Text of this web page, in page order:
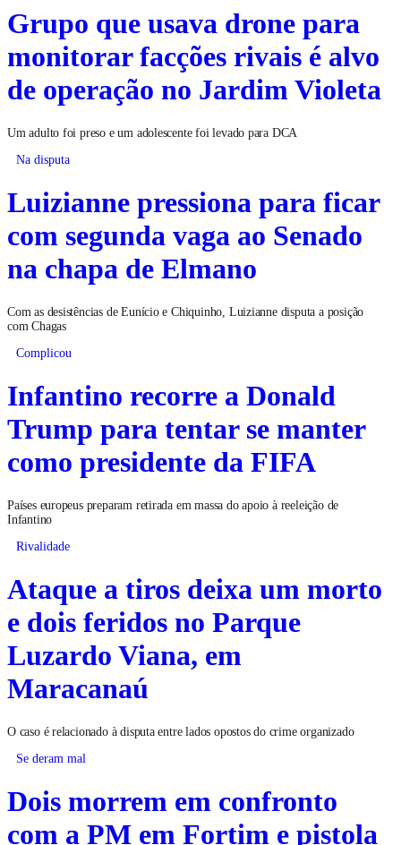
Grupo que usava drone para
monitorar facções rivais é alvo
de operação no Jardim Violeta
Um adulto foi preso e um adolescente foi levado para DCA
Na disputa
Luizianne pressiona para ficar
com segunda vaga ao Senado
na chapa de Elmano
Com as desistências de Eunício e Chiquinho, Luizianne disputa a posição
com Chagas
Complicou
Infantino recorre a Donald
Trump para tentar se manter
como presidente da FIFA
Países europeus preparam retirada em massa do apoio à reeleição de
Infantino
Rivalidade
Ataque a tiros deixa um morto
e dois feridos no Parque
Luzardo Viana, em
Maracanaú
O caso é relacionado à disputa entre lados opostos do crime organizado
Se deram mal
Dois morrem em confronto
com a PM em Fortim e pistola